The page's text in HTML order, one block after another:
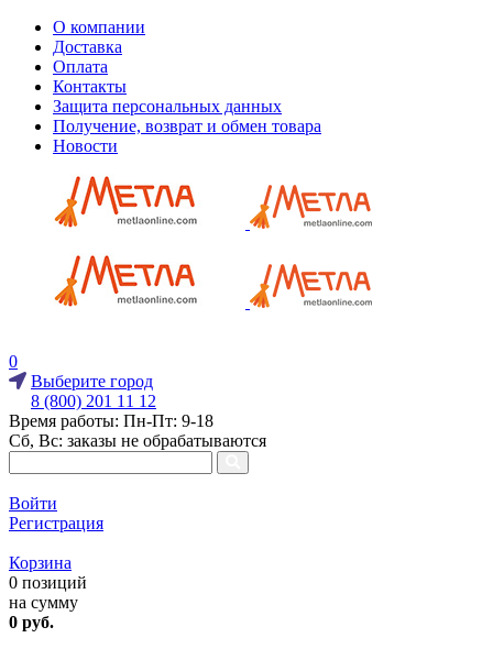
О компании
Доставка
Оплата
Контакты
Защита персональных данных
Получение, возврат и обмен товара
Новости
0
Выберите город
8 (800) 201 11 12
Время работы: Пн-Пт: 9-18
Сб, Вс: заказы не обрабатываются
Войти
Регистрация
Корзина
0 позиций
на сумму
0 руб.